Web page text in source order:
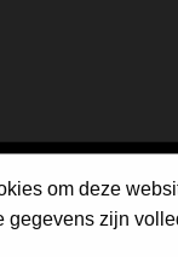
om deze
gegevens zijn